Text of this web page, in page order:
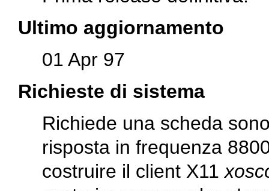
Ultimo aggiornamento
01 Apr 97
Richieste di sistema
Richiede una scheda
risposta in frequenza
costruire il client X11